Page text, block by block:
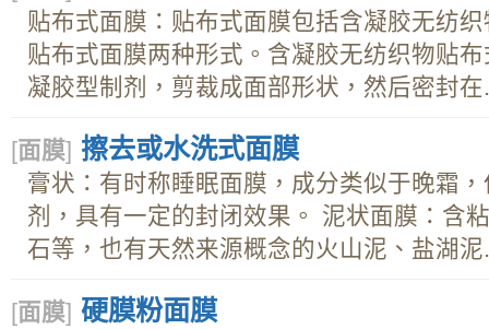
贴布式面膜：贴布式面膜包括含凝胶无纺
贴布式面膜两种形式。含凝胶无纺织物贴
凝胶型制剂，剪裁成面部形状，然后密封在
[面膜] 擦去或水洗式面膜
膏状：有时称睡眠面膜，成分类似于晚霜
剂，具有一定的封闭效果。 泥状面膜：含
石等，也有天然来源概念的火山泥、盐湖泥
[面膜] 硬膜粉面膜